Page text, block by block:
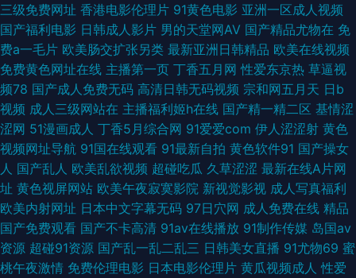
情一本道 草妇福利视频福利 欧美日韩国产操逼网 三级片男人的天堂 五月天
午夜福利 69麻豆 伊人成人直播 91av白丝视频 亚洲夜夜蜜桃 91日本在线视
频 亚洲一区二区三区婷婷 九九伦理免费宅男 91视频在线观看18 青青草原伊
人网在线 操鸡网站 91豆花吃瓜视频 久久思精品视频 WWW黑丝avCOM 91
视频网址 午夜成人精品一区二三 老司机干逼 91社网址 亚洲东方aⅴ在线视频
海角不伦影院 91视频在 日韩资源网址 波多野结衣磁力链接 俺去天堂网 91黑
丝美女诱惑 先锋成人av色影院 国产精品久久情 91在线大 四虎影视城 福利导
三级免费网址 香港电影伦理片 91黄色电影 亚洲一区成人视频
国产福利电影 日韩成人影片 男的天堂网AV 国产精品尤物在 免
费a一毛片 欧美肠交扩张另类 最新亚洲日韩精品 欧美在线视频
免费黄色网址在线 主播第一页 丁香五月网 性爱东京热 草逼视
频78 国产成人免费无码 高清日韩无码视频 宗和网五月天 日b
视频 成人三级网站在 主播福利姬h在线 国产精一精二区 基情涩
涩网 51漫画成人 丁香5月综合网 91爱爱com 伊人涩涩射 黄色
视频网址导航 91国在线观看 91最新自拍 黄色软件91 国产操女
人 国产乱人 欧美乱欲视频 超碰吃瓜 久草涩涩 最新在线A片网
址 黄色视屏网站 欧美午夜寂寞影院 新视觉影视 成人写真福利
欧美内射网址 日本中文字幕无码 97日穴网 成人免费在线 精品
国产免费观看 国产不卡高清 91av在线播放 91制作传媒 岛国av
资源 超碰91资源 国产乱一乱二乱三 日韩美女直播 91尤物69 蜜
桃午夜激情 免费伦理电影 日本电影伦理片 黄瓜视频成人 性爱